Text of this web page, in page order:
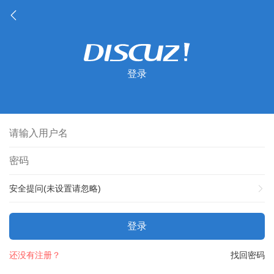
登录
安全提问(未设置请忽略)
登录
找回密码
还没有注册？